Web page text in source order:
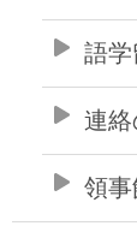
語
連
領